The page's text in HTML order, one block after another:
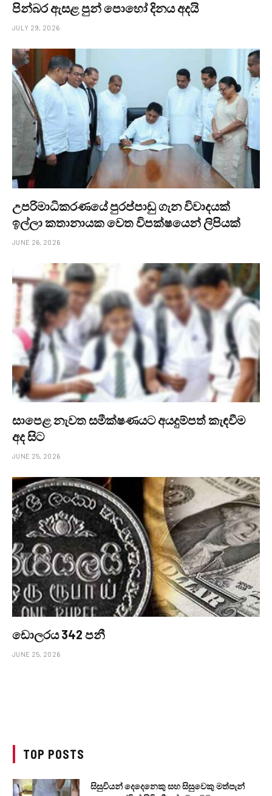
පින්බර ඇසළ පුන් පොහෝ දිනය අදයි
JULY 29, 2026
උපරිමාධිකරණයේ පුරප්පාඩු ගැන විවාදයක්
ඉල්ලා කතානායක වෙත විපක්ෂයෙන් ලිපියක්
JUNE 26, 2026
සාපෙළ නැවත සමීක්ෂණයට අයදුම්පත් කැඳවීම
අද සිට
JUNE 25, 2026
ඩොලරය 342 පනී
JUNE 25, 2026
TOP POSTS
සිසුවියන් දෙදෙනෙකු සහ සිසුවෙකු මත්පැන්